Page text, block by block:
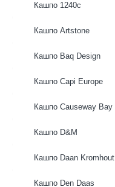
Кашпо 1240c
Кашпо Artstone
Кашпо Baq Design
Кашпо Capi Europe
Кашпо Causeway Bay
Кашпо D&M
Кашпо Daan Kromhout
Кашпо Den Daas